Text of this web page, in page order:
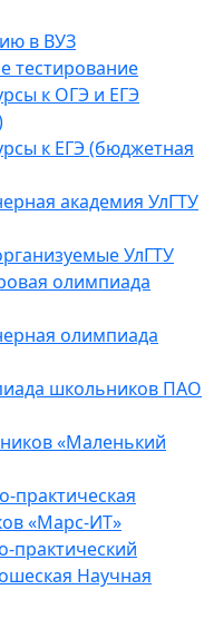
в ВУЗ
тестирование
к ОГЭ и ЕГЭ
к ЕГЭ (бюджетная
академия УлГТУ
УлГТУ
олимпиада
олимпиада
школьников ПАО
«Маленький
практическая
«Марс-ИТ»
практический
Научная